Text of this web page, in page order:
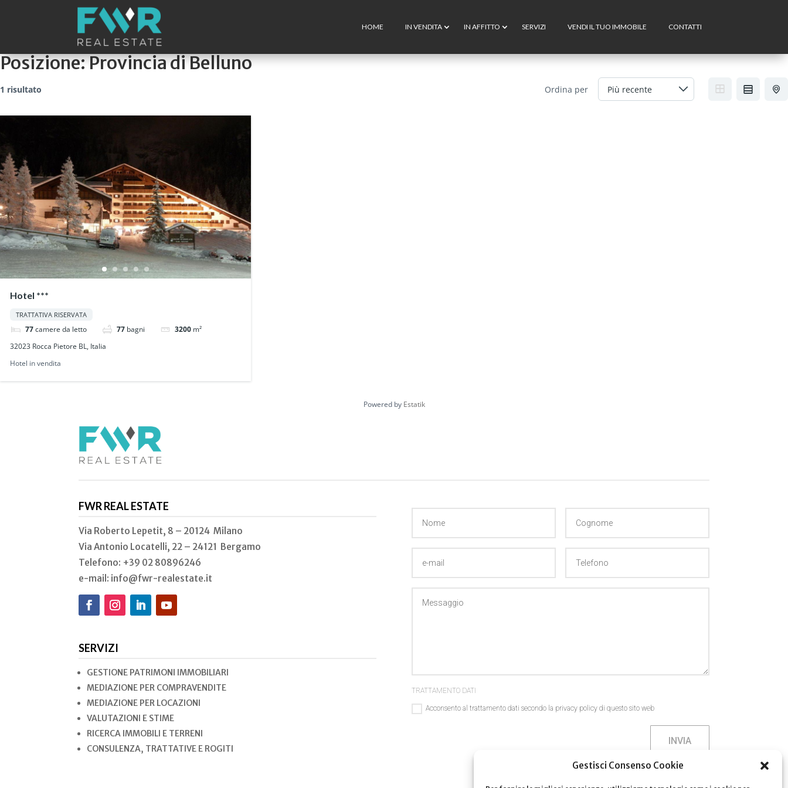
Gestisci Consenso Cookie
HOME IN VENDITA IN AFFITTO SERVIZI VENDI IL TUO IMMOBILE CONTATTI
Posizione:Provincia di Belluno
1 risultato Ordina per
Hotel ***
TRATTATIVA RISERVATA
77camere da letto 77 bagni 3200 m²
32023 Rocca Pietore BL, Italia
Hotel in vendita
Powered by Estatik
FWR REAL ESTATE
Via Roberto Lepetit, 8 – 20124 Milano
Via Antonio Locatelli, 22 – 24121 Bergamo
Telefono: +39 02 80896246
e-mail: info@fwr-realestate.it
SERVIZI
GESTIONE PATRIMONI IMMOBILIARI
MEDIAZIONE PER COMPRAVENDITE
MEDIAZIONE PER LOCAZIONI
VALUTAZIONI E STIME
RICERCA IMMOBILI E TERRENI
CONSULENZA, TRATTATIVE E ROGITI
TRATTAMENTO DATI
Acconsento al trattamento dati secondo la privacy policy di questo sito web
INVIA